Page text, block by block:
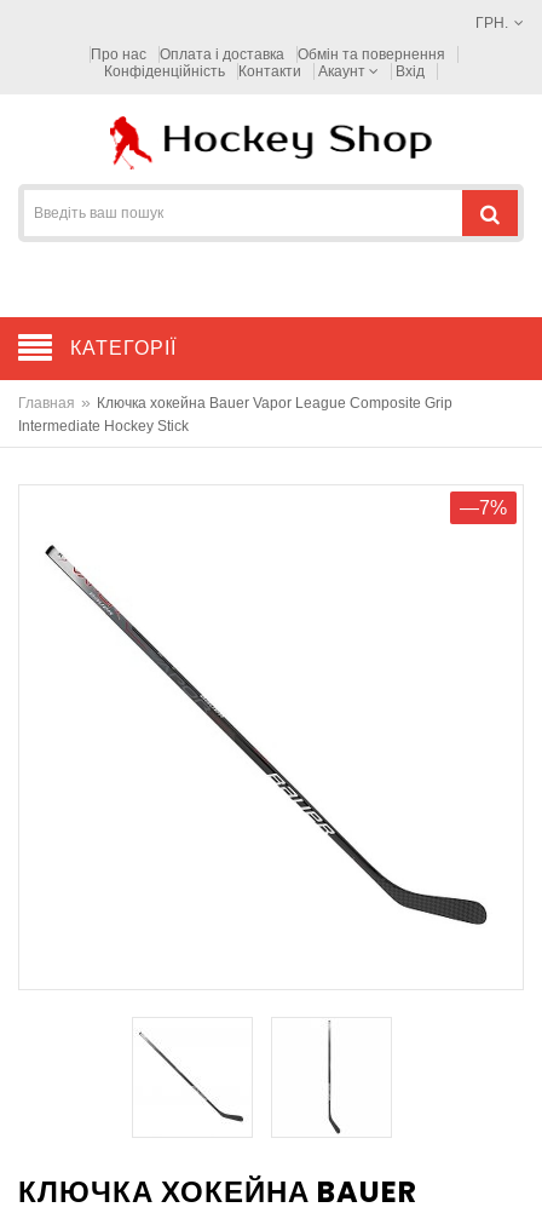
ГРН.
Про нас
Оплата і доставка
Обмін та повернення
Конфіденційність
Контакти Акаунт Вхід
КАТЕГОРІЇ
Главная » Ключка хокейна Bauer Vapor League Composite Grip
Intermediate Hockey Stick
—7%
КЛЮЧКА ХОКЕЙНА BAUER